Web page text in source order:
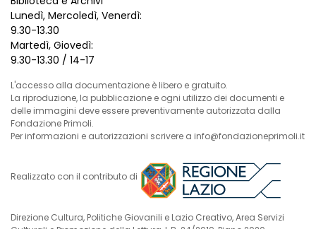
Lunedì, Mercoledì, Venerdì:
9.30-13.30
Martedì, Giovedì:
9.30-13.30 / 14-17
L'accesso alla documentazione è libero e gratuito.
La riproduzione, la pubblicazione e ogni utilizzo dei documenti e
delle immagini deve essere preventivamente autorizzata dalla
Fondazione Primoli.
Per informazioni e autorizzazioni scrivere a info@fondazioneprimoli.it
Realizzato con il contributo di
Direzione Cultura, Politiche Giovanili e Lazio Creativo, Area Servizi